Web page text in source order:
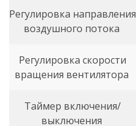
Регулировка направления
воздушного потока
Регулировка скорости
вращения вентилятора
Таймер включения/
выключения